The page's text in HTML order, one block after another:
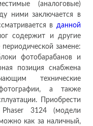
(аналоговые)
ними заключается в
в данной
содержит и другие
замене:
фотобарабанов и
позиция снабжена
технические
а также
Приобрести
3124 (модели
как за наличный,